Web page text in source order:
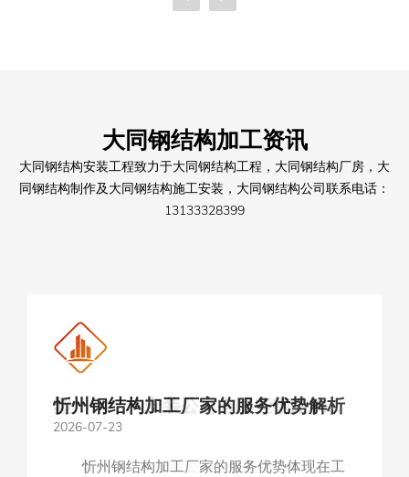
大同钢结构加工资讯
大同钢结构安装工程致力于大同钢结构工程，大同钢结构厂房，大
同钢结构制作及大同钢结构施工安装，大同钢结构公司联系电话：
13133328399
塑州钢结构安装公司有哪些钢结构产
品
2026-07-13
塑州钢结构安装公司提供的钢结构产品类